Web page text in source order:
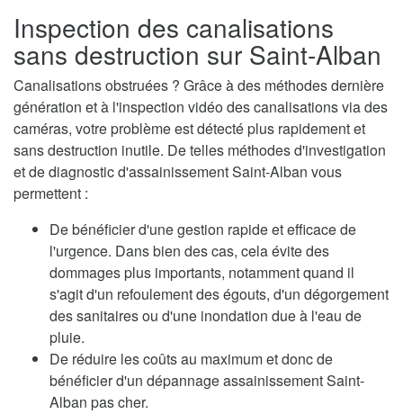
Inspection des canalisations
sans destruction sur Saint-Alban
Canalisations obstruées ? Grâce à des méthodes dernière
génération et à l'inspection vidéo des canalisations via des
caméras, votre problème est détecté plus rapidement et
sans destruction inutile. De telles méthodes d'investigation
et de diagnostic d'assainissement Saint-Alban vous
permettent :
De bénéficier d'une gestion rapide et efficace de
l'urgence. Dans bien des cas, cela évite des
dommages plus importants, notamment quand il
s'agit d'un refoulement des égouts, d'un dégorgement
des sanitaires ou d'une inondation due à l'eau de
pluie.
De réduire les coûts au maximum et donc de
bénéficier d'un dépannage assainissement Saint-
Alban pas cher.